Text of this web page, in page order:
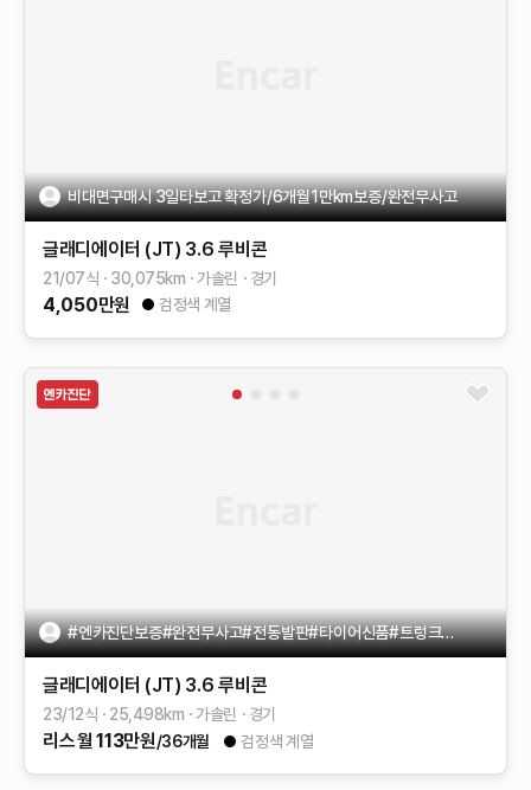
비대면구매시 3일타보고 확정가/6개월1만km보증/완전무사고
글래디에이터 (JT) 3.6 루비콘
21/07식 30,075km 가솔린 경기
4,050만원 검정색 계열
#엔카진단보증#완전무사고#전동발판#타이어신품#트렁크덮개#키2
글래디에이터 (JT) 3.6 루비콘
23/12식 25,498km 가솔린 경기
리스월 113만원/36개월 검정색 계열